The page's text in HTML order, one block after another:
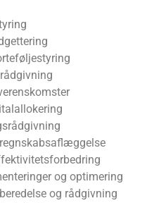
og optimering
og rådgivning